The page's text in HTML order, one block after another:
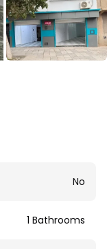
No
1 Bathrooms